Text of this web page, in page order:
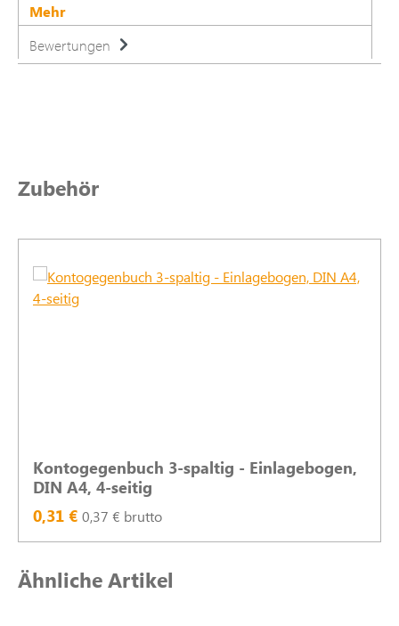
Mehr
Bewertungen
Produktgalerie überspringen
Zubehör
Kontogegenbuch 3-spaltig - Einlagebogen,
DIN A4, 4-seitig
0,31 € 0,37 € brutto
Produktgalerie überspringen
Ähnliche Artikel